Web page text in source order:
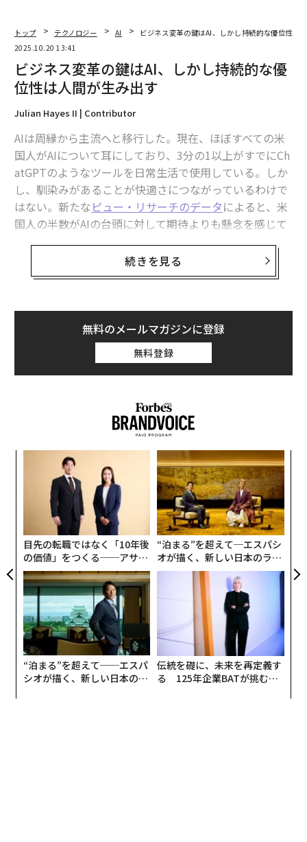
3. 自動化された組立ライン：MLOpsのエンジン 一皿の
料理を手作りすることは芸術だが、一貫した品質で何千
もの料理を大量生産するには組立ラインが必要だ。AIに
とって、このエンジンはMLOps（機械学習オペレーショ
続的デリバリー（CI/CD）パイプラインを通じて、テス
ト、トレーニング、デプロイメントを含むAIのライフサ
イクル全体を自動化する。重要なコンポーネントは「フ
ィーチャーストア」であり、これはすべてのAIモデルが
同じ、正しく準備された材料を使用することを保証する
中央リポジトリだ。この自動化こそが、AIをオーダーメ
イドの工芸品から信頼性の高い産業的能力へと変換する
ものである。
4. ミシュラン星付きの厨房：アーキテクチャの柔軟性
ーブンの故障がすべての準備作業を停止させるような一
も同じだ。マイクロサービスアプローチ—AIの機能を独
立したモジュラーサービスとして構築すること—によ
り、チームはシステム全体を停止させることなく、コン
ポーネントを開発、更新、スケールすることができる。
クラウドネイティブの基盤と組み合わせることで、大規
力性とセキュリティを提供する。
5. AIリーダーシップのプレイブック：ガバナンスとドリ
ームチーム 最高の設備を備えた厨房でも、ヘッドシェ
フ、マネージャー、ルールブックがなければ失敗する。
テクノロジーは戦いの半分に過ぎない。成功には組織的
な規律が求められる。
• ガバナンスはルールブックである：品質、倫理、リス
ク管理のためのガードレールを提供する。AIの決定が説
明可能であること、バイアスが検出され軽減されるこ
と、そして重要な選択には人間が介在することを保証す
る。これがスケールに必要な信頼を構築する。
• 部門横断的なコラボレーションがドリームチームであ
る：中央集権的なAIエクセレンスセンターが標準を設定
するが、実行は分散されなければならない。最も効果的
なAIソリューションは、データサイエンティスト、ITエ
ンジニア、事業部門のリーダーが並んで働く、埋め込ま
れた部門横断的なチームによって構築される。これによ
トップ テクノロジー AI
ビジネス変革の鍵はAI、しかし持続的な優位性は
2025.10.20 13:41
ビジネス変革の鍵はAI、しかし持続的な優
位性は人間が生み出す
Julian Hayes II | Contributor
AIは周縁から主流へと移行した。現在、ほぼすべての米
国人がAIについて耳にしており、3分の1以上がすでにCh
atGPTのようなツールを日常生活で使用している。しか
し、馴染みがあることが快適さにつながっているわけで
はない。新たなピュー・リサーチのデータによると、米
国人の半数がAIの台頭に対して期待よりも懸念を感じて
多くの管理を望んでいる。
職場での課題を完璧に表している。一方では、AIは人間
の労働力では太刀打ちできない効率性、スピード、規模
を約束する。他方では、信頼、創造性、そして人間と機
械を区別するスキルそのものについて疑問を投げかけ
る。
もはや問題はAIを採用するかどうかではない。その決断
はすでに下されている。真の問題は、組織がイノベーシ
く、いかにAIを展開するかということだ。
浸食への懸念：人々が失うことを恐れるもの
米国人がAIの影響を考える際、最大の恐れは機能不全で
はない。むしろ、それは浸食だ。ピューの調査による
と、53%がAIによって人々の創造的思考能力が低下する
と考えており、半数が意味のある関係を形成する能力を
弱めると信じている。
組織にとって、これらは周辺的な懸念ではない。創造性
はイノベーションの原動力であり、関係性は 文化 、コラ
ボレーション、信頼の基盤である。従業員がそれらの能
力が危険にさらされていると信じれば、士気と関与は低
続きを見る
無料のメールマガジンに登録
無料登録
目先の転職ではなく「10年後
の価値」をつくる──アサイ
ンの長期伴走型支援とは
“泊まる”を超えて─エスパシ
オが描く、新しい日本のラグ
ジュアリー（中編）
“泊まる”を超えて──エスパ
シオが描く、新しい日本のラ
伝統を礎に、未来を再定義す
る 125年企業BATが挑むス